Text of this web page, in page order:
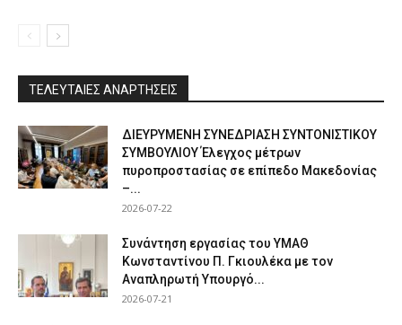
ΤΕΛΕΥΤΑΙΕΣ ΑΝΑΡΤΗΣΕΙΣ
ΔΙΕΥΡΥΜΕΝΗ ΣΥΝΕΔΡΙΑΣΗ ΣΥΝΤΟΝΙΣΤΙΚΟΥ
ΣΥΜΒΟΥΛΙΟΥ Έλεγχος μέτρων
πυροπροστασίας σε επίπεδο Μακεδονίας
–...
2026-07-22
Συνάντηση εργασίας του ΥΜΑΘ
Κωνσταντίνου Π. Γκιουλέκα με τον
Αναπληρωτή Υπουργό...
2026-07-21